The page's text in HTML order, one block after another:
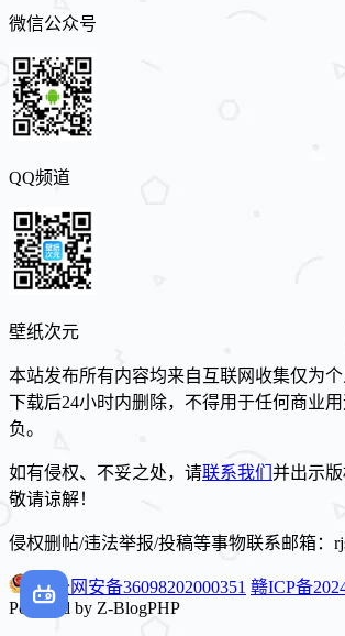
微信公众号
QQ频道
壁纸次元
本站发布所有内容均来自互联网收集仅为
下载后24小时内删除，不得用于任何商业
负。
如有侵权、不妥之处，请联系我们 并出示版
敬请谅解！
侵权删帖/违法举报/投稿等事物联系邮箱：
赣公网安备36098202000351 赣ICP备
Powered by Z-BlogPHP